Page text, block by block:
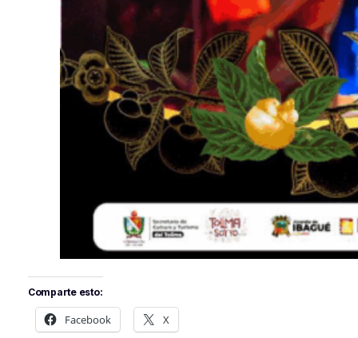
Comparte esto:
Facebook X